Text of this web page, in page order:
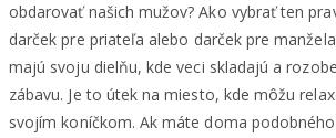
obdarovať našich mužov? Ako vybrať ten
darček pre priateľa alebo darček pre
majú svoju dielňu, kde veci skladajú a
zábavu. Je to útek na miesto, kde môžu
svojím koníčkom. Ak máte doma